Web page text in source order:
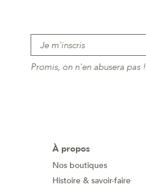
Promis, on n'en abusera pas !
À propos
Nos boutiques
Histoire & savoir-faire